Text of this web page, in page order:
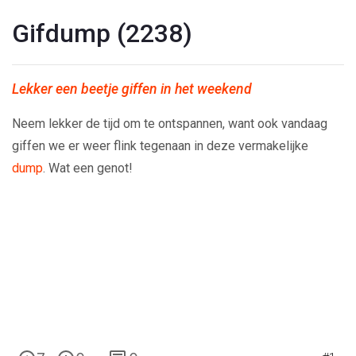
Gifdump (2238)
Lekker een beetje giffen in het weekend
Neem lekker de tijd om te ontspannen, want ook vandaag
giffen we er weer flink tegenaan in deze vermakelijke
dump. Wat een genot!